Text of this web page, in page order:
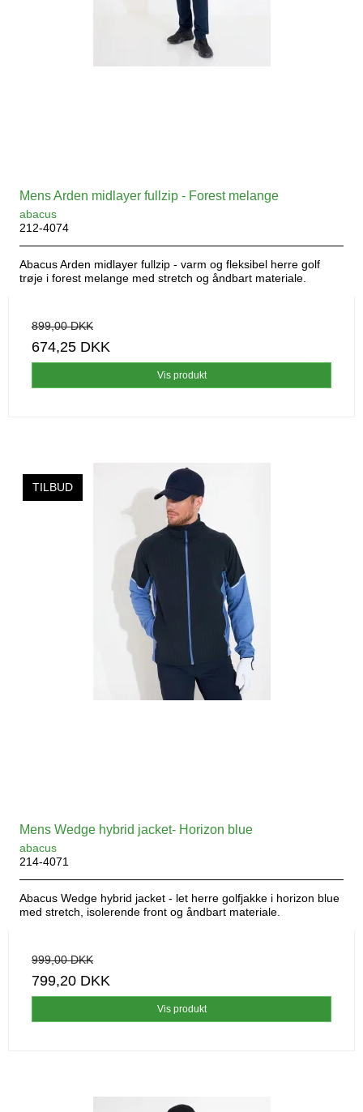
Mens Arden midlayer fullzip - Forest melange
abacus
212-4074
Abacus Arden midlayer fullzip - varm og fleksibel herre golf
trøje i forest melange med stretch og åndbart materiale.
899,00 DKK
674,25 DKK
Vis produkt
TILBUD
Mens Wedge hybrid jacket- Horizon blue
abacus
214-4071
Abacus Wedge hybrid jacket - let herre golfjakke i horizon blue
med stretch, isolerende front og åndbart materiale.
999,00 DKK
799,20 DKK
Vis produkt